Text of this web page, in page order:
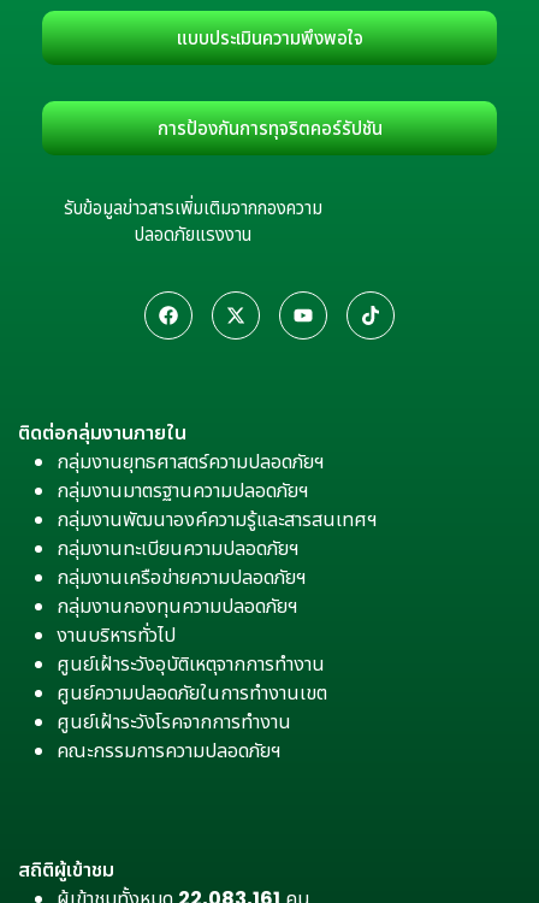
แบบประเมินความพึงพอใจ
การป้องกันการทุจริตคอร์รัปชัน
รับข้อมูลข่าวสารเพิ่มเติมจากกองความ
ปลอดภัยแรงงาน
ติดต่อกลุ่มงานภายใน
กลุ่มงานยุทธศาสตร์ความปลอดภัยฯ
กลุ่มงานมาตรฐานความปลอดภัยฯ
กลุ่มงานพัฒนาองค์ความรู้และสารสนเทศฯ
กลุ่มงานทะเบียนความปลอดภัยฯ
กลุ่มงานเครือข่ายความปลอดภัยฯ
กลุ่มงานกองทุนความปลอดภัยฯ
งานบริหารทั่วไป
ศูนย์เฝ้าระวังอุบัติเหตุจากการทำงาน
ศูนย์ความปลอดภัยในการทำงานเขต
ศูนย์เฝ้าระวังโรคจากการทำงาน
คณะกรรมการความปลอดภัยฯ
สถิติผู้เข้าชม